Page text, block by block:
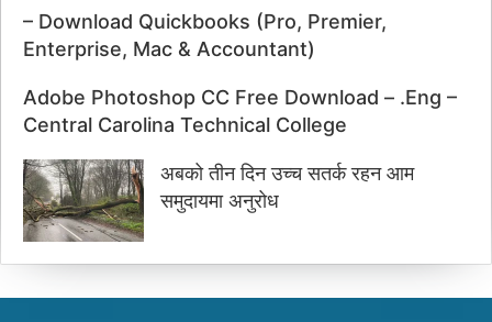
– Download Quickbooks (Pro, Premier,
Enterprise, Mac & Accountant)
Adobe Photoshop CC Free Download – .Eng –
Central Carolina Technical College
अबको तीन दिन उच्च सतर्क रहन आम
समुदायमा अनुरोध